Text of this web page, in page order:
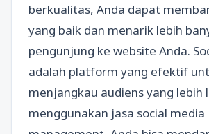
berkualitas, Anda dapat
yang baik dan menarik lebih
pengunjung ke website Anda.
adalah platform yang efektif
menjangkau audiens yang lebih
menggunakan jasa social media